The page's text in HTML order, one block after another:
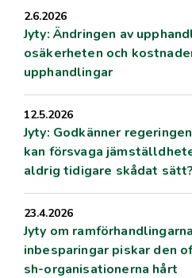
2.6.2026
Jyty: Ändringen av
osäkerheten och
upphandlingar
12.5.2026
Jyty: Godkänner
kan försvaga
aldrig tidigare skådat sätt?
23.4.2026
Jyty om
inbesparingar piskar den
sh-organisationerna hårt